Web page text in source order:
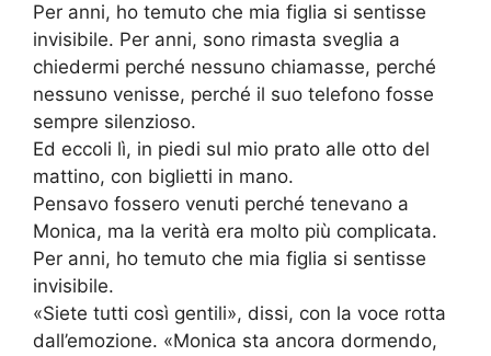
Per anni, ho temuto che mia figlia si sentisse
invisibile. Per anni, sono rimasta sveglia a
chiedermi perché nessuno chiamasse, perché
nessuno venisse, perché il suo telefono fosse
sempre silenzioso.
Ed eccoli lì, in piedi sul mio prato alle otto del
mattino, con biglietti in mano.
Pensavo fossero venuti perché tenevano a
Monica, ma la verità era molto più complicata.
Per anni, ho temuto che mia figlia si sentisse
invisibile.
«Siete tutti così gentili», dissi, con la voce rotta
dall’emozione. «Monica sta ancora dormendo,